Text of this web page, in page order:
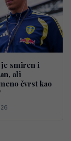
je smiren i
ali
čvrst kao